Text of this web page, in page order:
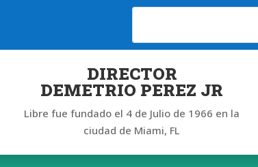
DIRECTOR
DEMETRIO PEREZ JR
Libre fue fundado el 4 de Julio de 1966 en la
ciudad de Miami, FL